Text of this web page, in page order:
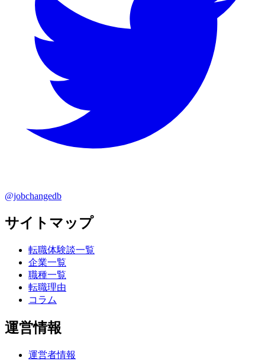
@jobchangedb
サイトマップ
転職体験談一覧
企業一覧
職種一覧
転職理由
コラム
運営情報
運営者情報